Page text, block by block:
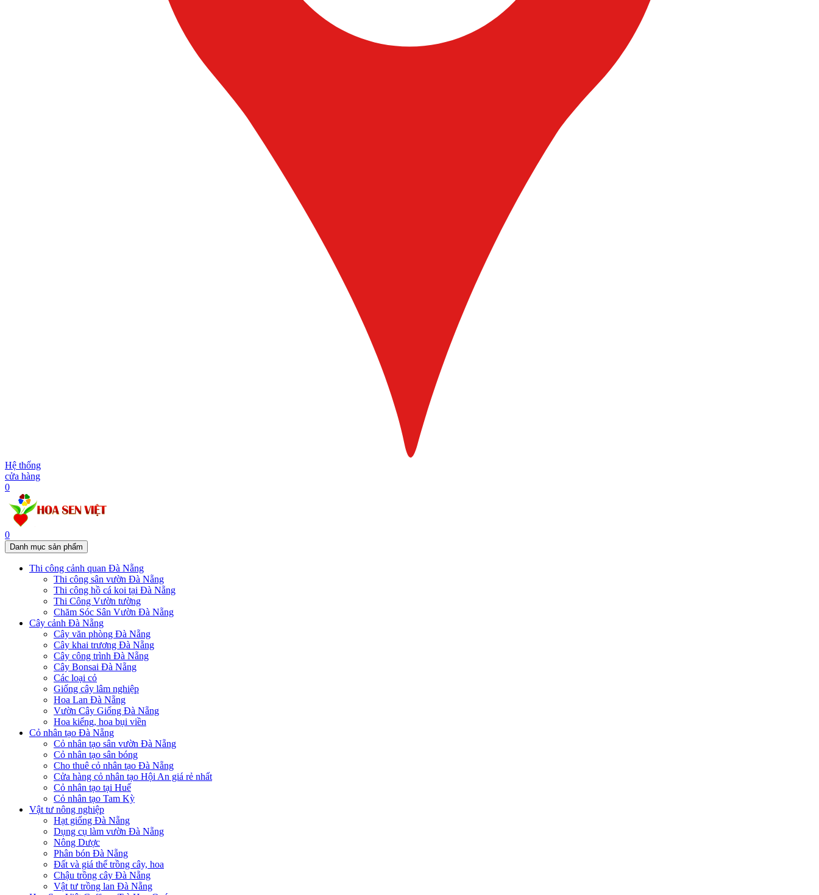
Hệ thống
cửa hàng
0
0
Danh mục sản phẩm
Thi công cảnh quan Đà Nẵng
Thi công sân vườn Đà Nẵng
Thi công hồ cá koi tại Đà Nẵng
Thi Công Vườn tường
Chăm Sóc Sân Vườn Đà Nẵng
Cây cảnh Đà Nẵng
Cây văn phòng Đà Nẵng
Cây khai trương Đà Nẵng
Cây công trình Đà Nẵng
Cây Bonsai Đà Nẵng
Các loại cỏ
Giống cây lâm nghiệp
Hoa Lan Đà Nẵng
Vườn Cây Giống Đà Nẵng
Hoa kiểng, hoa bụi viền
Cỏ nhân tạo Đà Nẵng
Cỏ nhân tạo sân vườn Đà Nẵng
Cỏ nhân tạo sân bóng
Cho thuê cỏ nhân tạo Đà Nẵng
Cửa hàng cỏ nhân tạo Hội An giá rẻ nhất
Cỏ nhân tạo tại Huế
Cỏ nhân tạo Tam Kỳ
Vật tư nông nghiệp
Hạt giống Đà Nẵng
Dụng cụ làm vườn Đà Nẵng
Nông Dược
Phân bón Đà Nẵng
Đất và giá thể trồng cây, hoa
Chậu trồng cây Đà Nẵng
Vật tư trồng lan Đà Nẵng